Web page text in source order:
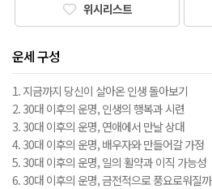
위시리스트
운세 구성
1. 지금까지 당신이 살아온 인생 돌아보기
2. 30대 이후의 운명, 인생의 행복과 시련
3. 30대 이후의 운명, 연애에서 만날 상대
4. 30대 이후의 운명, 배우자와 만들어갈 가정
5. 30대 이후의 운명, 일의 활약과 이직 가능성
6. 30대 이후의 운명, 금전적으로 풍요로워질까